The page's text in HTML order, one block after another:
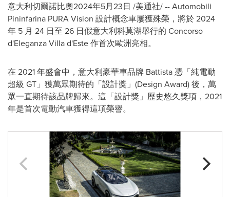
意大利切爾諾比奧2024年5月23日 /美通社/ -- Automobili
Pininfarina PURA Vision 設計概念車屢獲殊榮，將於 2024
年 5 月 24 日至 26 日假意大利科莫湖舉行的 Concorso
d'Eleganza Villa d'Este 作首次歐洲亮相。
在 2021 年盛會中，意大利豪華車品牌 Battista 憑「純電動
超級 GT」獲萬眾期待的「設計獎」(Design Award) 後，萬
眾一直期待該品牌歸來。這「設計獎」歷史悠久獎項，2021
年是首次電動汽車獲得這項榮譽。